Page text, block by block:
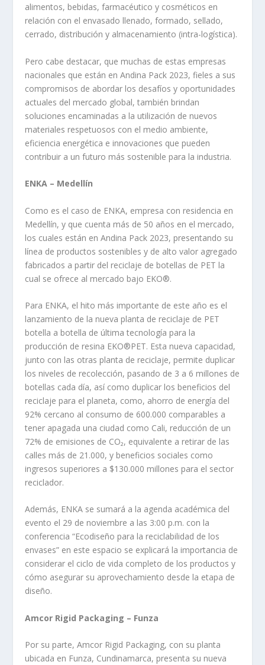
alimentos, bebidas, farmacéutico y cosméticos en
relación con el envasado llenado, formado, sellado,
cerrado, distribución y almacenamiento (intra-logística).
Pero cabe destacar, que muchas de estas empresas
nacionales que están en Andina Pack 2023, fieles a sus
compromisos de abordar los desafíos y oportunidades
actuales del mercado global, también brindan
soluciones encaminadas a la utilización de nuevos
materiales respetuosos con el medio ambiente,
eficiencia energética e innovaciones que pueden
contribuir a un futuro más sostenible para la industria.
ENKA – Medellín
Como es el caso de ENKA, empresa con residencia en
Medellín, y que cuenta más de 50 años en el mercado,
los cuales están en Andina Pack 2023, presentando su
línea de productos sostenibles y de alto valor agregado
fabricados a partir del reciclaje de botellas de PET la
cual se ofrece al mercado bajo EKO®.
Para ENKA, el hito más importante de este año es el
lanzamiento de la nueva planta de reciclaje de PET
botella a botella de última tecnología para la
producción de resina EKO®PET. Esta nueva capacidad,
junto con las otras planta de reciclaje, permite duplicar
los niveles de recolección, pasando de 3 a 6 millones de
botellas cada día, así como duplicar los beneficios del
reciclaje para el planeta, como, ahorro de energía del
92% cercano al consumo de 600.000 comparables a
tener apagada una ciudad como Cali, reducción de un
72% de emisiones de CO₂, equivalente a retirar de las
calles más de 21.000, y beneficios sociales como
ingresos superiores a $130.000 millones para el sector
reciclador.
Además, ENKA se sumará a la agenda académica del
evento el 29 de noviembre a las 3:00 p.m. con la
conferencia “Ecodiseño para la reciclabilidad de los
envases” en este espacio se explicará la importancia de
considerar el ciclo de vida completo de los productos y
cómo asegurar su aprovechamiento desde la etapa de
diseño.
Amcor Rigid Packaging – Funza
Por su parte, Amcor Rigid Packaging, con su planta
ubicada en Funza, Cundinamarca, presenta su nueva